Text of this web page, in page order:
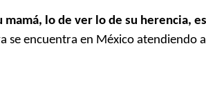
mamá, lo de ver lo de su herencia,
encuentra en México atendiendo